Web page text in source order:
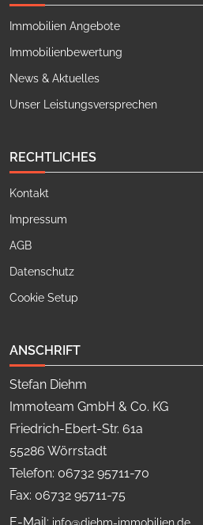
Immobilien Angebote
Immobilienbewertung
News & Aktuelles
Unser Leistungsversprechen
RECHTLICHES
Kontakt
Impressum
AGB
Datenschutz
Cookie Setup
ANSCHRIFT
Stefan Diehm
Immoteam GmbH & Co. KG
Friedrich-Ebert-Str. 61a
55286 Wörrstadt
Telefon: 06732 95711-70
Fax: 06732 95711-75